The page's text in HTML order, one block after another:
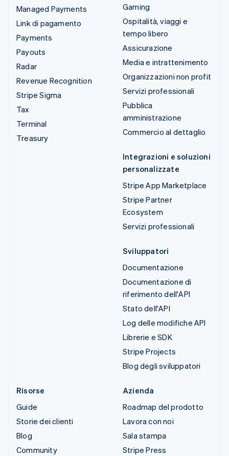
Managed Payments
Link di pagamento
Payments
Payouts
Radar
Revenue Recognition
Stripe Sigma
Tax
Terminal
Treasury
Gaming
Ospitalità, viaggi e
tempo libero
Assicurazione
Media e intrattenimento
Organizzazioni non profit
Servizi professionali
Pubblica
amministrazione
Commercio al dettaglio
Integrazioni e soluzioni
personalizzate
Stripe App Marketplace
Stripe Partner
Ecosystem
Servizi professionali
Sviluppatori
Documentazione
Documentazione di
riferimento dell'API
Stato dell'API
Log delle modifiche API
Librerie e SDK
Stripe Projects
Blog degli sviluppatori
Risorse
Guide
Storie dei clienti
Blog
Community
Azienda
Roadmap del prodotto
Lavora con noi
Sala stampa
Stripe Press